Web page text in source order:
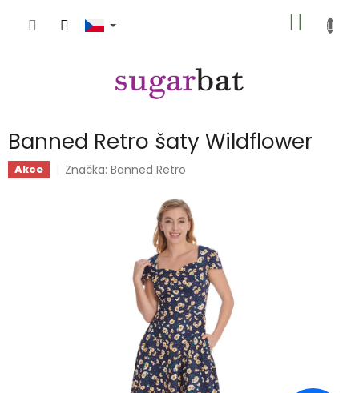
KOŠÍK
Banned Retro šaty Wildflower
Akce Značka:Banned Retro